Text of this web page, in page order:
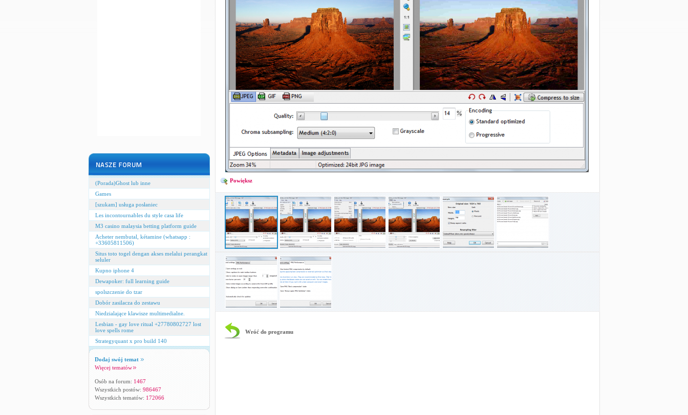
(Porada)Ghost lub inne
Games
[szukam] usługa posłaniec
Les incontournables du style casa life
M3 casino malaysia betting platform guide
Acheter nembutal, kétamine (whatsapp :
+33605811506)
Situs toto togel dengan akses melalui perangkat
seluler
Kupno iphone 4
Dewapoker: full learning guide
spolszczenie do tzar
Dobór zasilacza do zestawu
Niedzialające klawisze multimedialne.
Lesbian - gay love ritual +27780802727 lost
love spells rome
Strategyquant x pro build 140
Dodaj swój temat
Więcej tematów
Osób na forum: 1467
Wszystkich postów: 986467
Wszystkich tematów: 172066
Powiększ
Wróć do programu